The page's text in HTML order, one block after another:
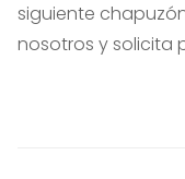
siguiente
nosotros y solicita